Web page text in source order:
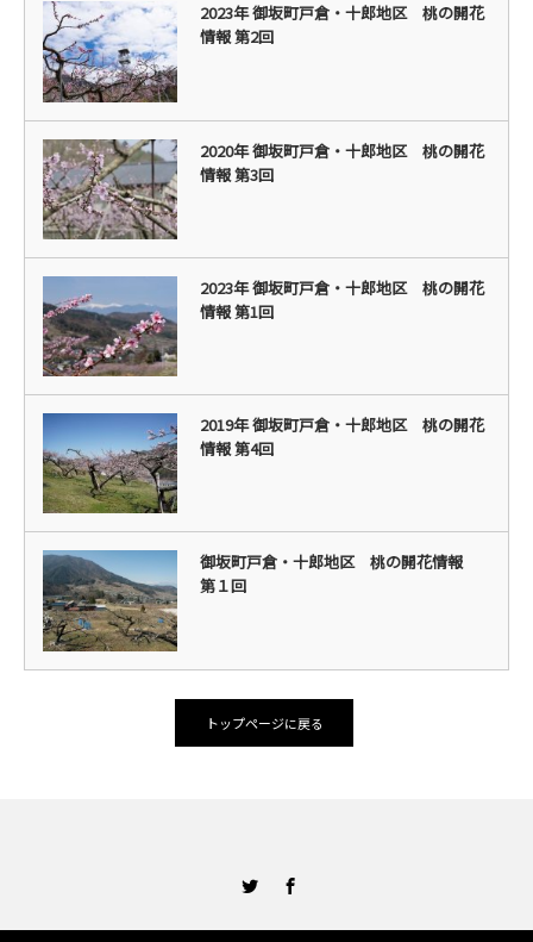
2023年 御坂町戸倉・十郎地区 桃の開花
情報 第2回
2020年 御坂町戸倉・十郎地区 桃の開花
情報 第3回
2023年 御坂町戸倉・十郎地区 桃の開花
情報 第1回
2019年 御坂町戸倉・十郎地区 桃の開花
情報 第4回
御坂町戸倉・十郎地区 桃の開花情報
第１回
トップページに戻る